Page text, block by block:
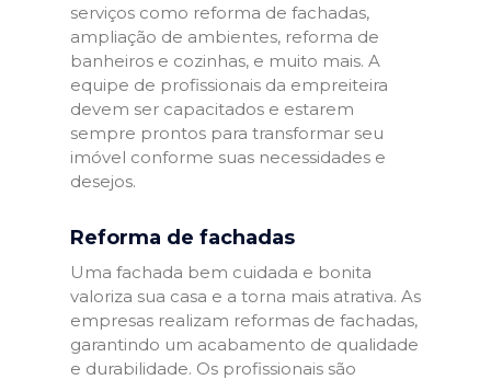
serviços como reforma de fachadas,
ampliação de ambientes, reforma de
banheiros e cozinhas, e muito mais. A
equipe de profissionais da empreiteira
devem ser capacitados e estarem
sempre prontos para transformar seu
imóvel conforme suas necessidades e
desejos.
Reforma de fachadas
Uma fachada bem cuidada e bonita
valoriza sua casa e a torna mais atrativa. As
empresas realizam reformas de fachadas,
garantindo um acabamento de qualidade
e durabilidade. Os profissionais são